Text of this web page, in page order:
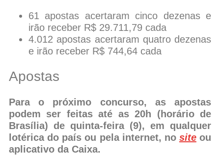
61 apostas acertaram cinco dezenas e
irão receber R$ 29.711,79 cada
4.012 apostas acertaram quatro dezenas
e irão receber R$ 744,64 cada
Apostas
Para o próximo concurso, as apostas
podem ser feitas até as 20h (horário de
Brasília) de quinta-feira (9), em qualquer
lotérica do país ou pela internet, no siteou
aplicativo da Caixa.